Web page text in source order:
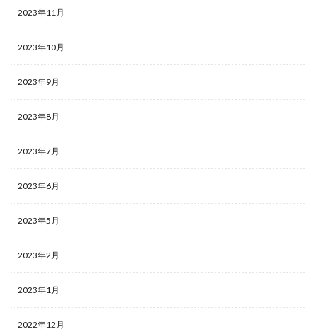
2023年11月
2023年10月
2023年9月
2023年8月
2023年7月
2023年6月
2023年5月
2023年2月
2023年1月
2022年12月